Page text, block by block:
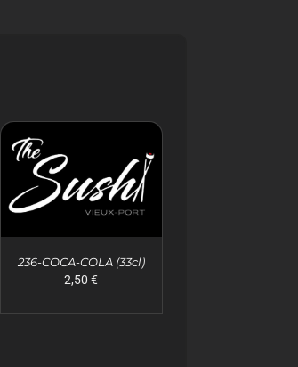
AJOUTER AU PANIER
236-COCA-COLA (33cl)
2,50€